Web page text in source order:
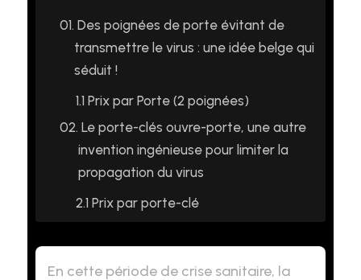
01. Des poignées de porte évitant de
transmettre le virus : une idée belge qui
séduit !
1.1 Prix par Porte (2 poignées)
02. Le porte-clés ouvre-porte, une autre
invention ingénieuse pour limiter la
propagation du virus
2.1 Prix par porte-clé
En cette période de crise sanitaire, la